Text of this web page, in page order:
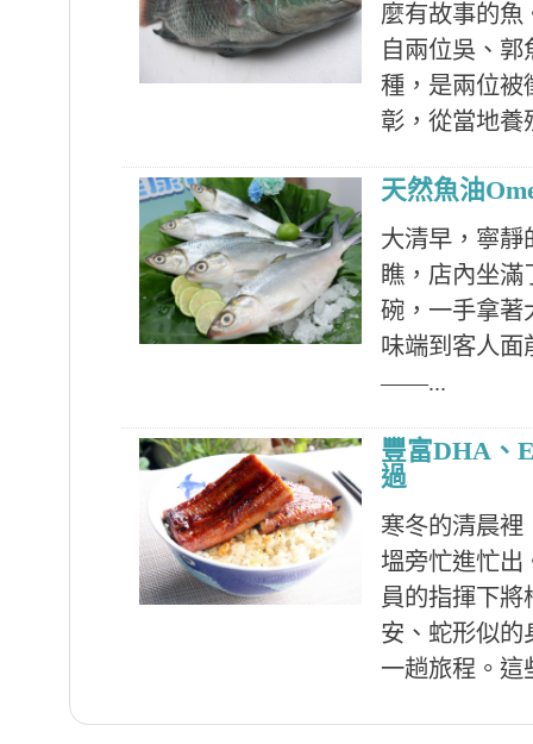
麼有故事的魚
自兩位吳、
種，是兩位被
彰，從當地養
天然魚油
大清早，寧靜
瞧，店內坐滿
碗，一手拿著
味端到客人面
——...
豐富DHA、
過
寒冬的清晨
塭旁忙進忙出
員的指揮下
安、蛇形似的
一趟旅程。這